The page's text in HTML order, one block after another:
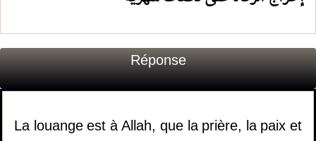
Réponse
La louange est à Allah, que la prière, la paix et